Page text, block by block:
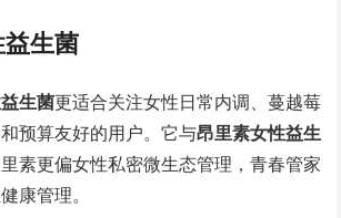
生菌
生菌更适合关注女性日常内调、蔓越莓
预算友好的用户。它与昂里素女性益生
素更偏女性私密微生态管理，青春管家
康管理。